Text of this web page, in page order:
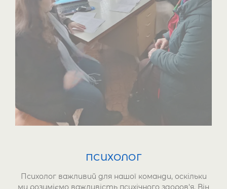
ПСИХОЛОГ
Психолог важливий для нашої команди, оскільки
ми розуміємо важливість психічного здоров'я. Він